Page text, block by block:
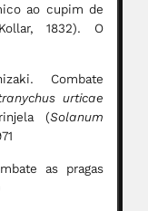
ao cupim de
1832). O
Combate
urticae
(Solanum
as pragas